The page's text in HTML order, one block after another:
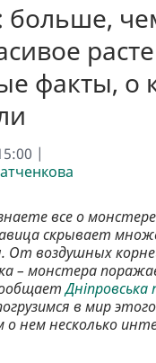
больше,
факты, о
|
все о
скрывает
От воздушных
– монстера
Дніпровська
в мир
о нем несколько